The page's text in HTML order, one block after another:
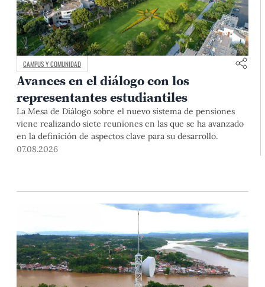
CAMPUS Y COMUNIDAD
Avances en el diálogo con los
representantes estudiantiles
La Mesa de Diálogo sobre el nuevo sistema de pensiones
viene realizando siete reuniones en las que se ha avanzado
en la definición de aspectos clave para su desarrollo.
07.08.2026